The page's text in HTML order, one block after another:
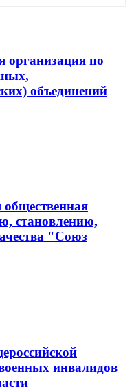
организация по
объединений
общественная
становлению,
"Союз
инвалидов